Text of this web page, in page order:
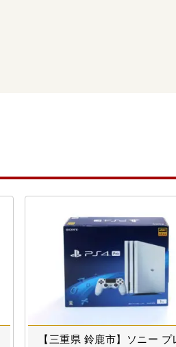
【三重県 鈴鹿市】ソニー プ